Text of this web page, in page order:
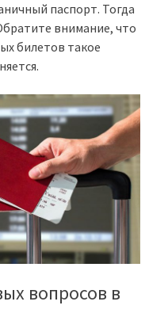
паспорт. Тогда
внимание, что
билетов такое
вопросов в